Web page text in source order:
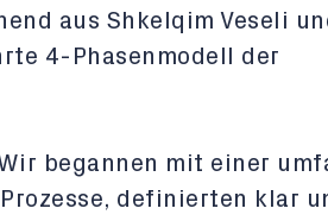
aus Shkelqim Veseli
4-Phasenmodell der
begannen mit einer
definierten klar